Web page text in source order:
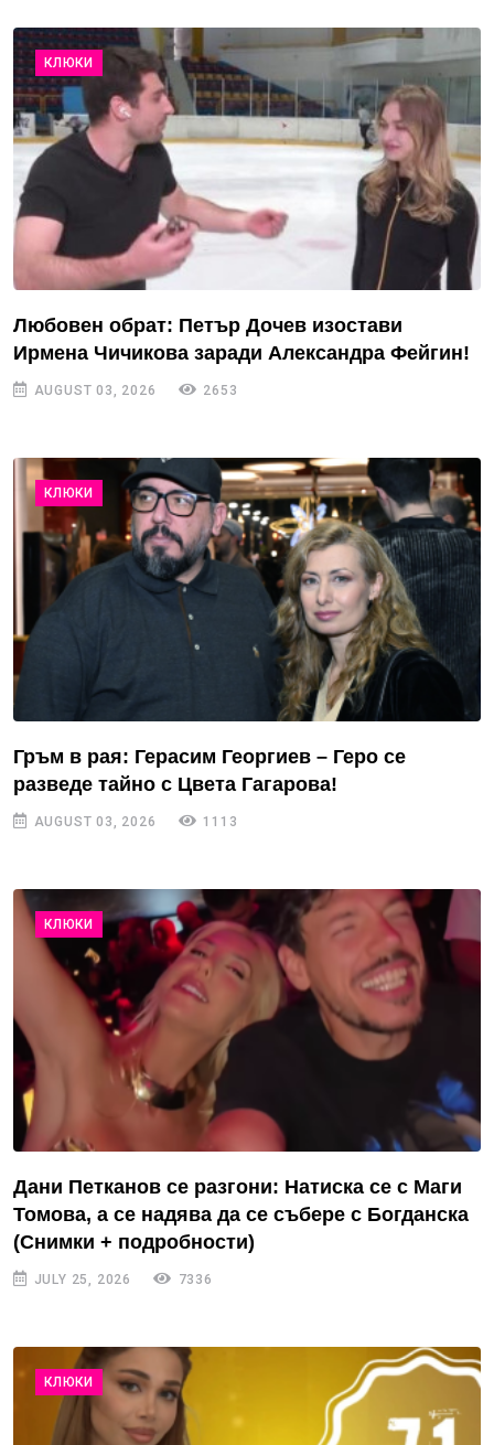
КЛЮКИ
Любовен обрат: Петър Дочев изостави
Ирмена Чичикова заради Александра Фейгин!
AUGUST 03, 2026 2653
КЛЮКИ
Гръм в рая: Герасим Георгиев – Геро се
разведе тайно с Цвета Гагарова!
AUGUST 03, 2026 1113
КЛЮКИ
Дани Петканов се разгони: Натиска се с Маги
Томова, а се надява да се събере с Богданска
(Снимки + подробности)
JULY 25, 2026 7336
КЛЮКИ